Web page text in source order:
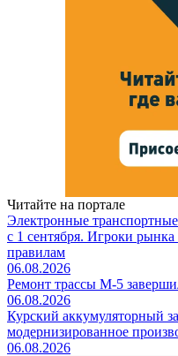
Читайте на портале
Электронные
с 1 сентября. Игроки
правилам
06.08.2026
Ремонт трассы М-5
06.08.2026
Курский аккумуляторный
модернизированное
06.08.2026